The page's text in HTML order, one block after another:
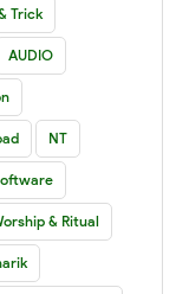
Trick
AUDIO
NT
& Ritual